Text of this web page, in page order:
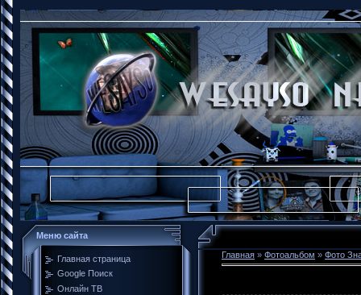
Меню сайта
Главная страница
Google Поиск
Онлайн ТВ
Главная » Фотоальбом » Фото